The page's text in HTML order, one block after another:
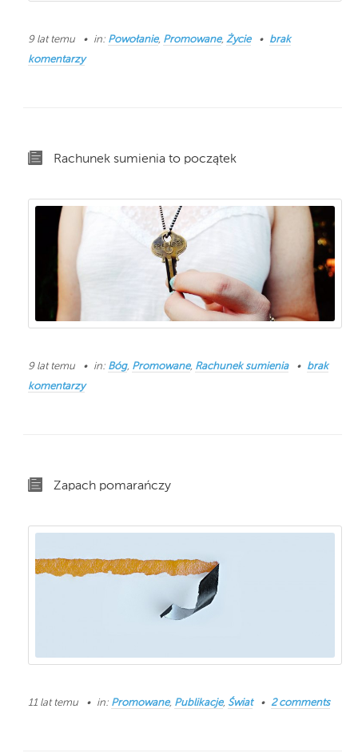
9 lat temu in: Powołanie, Promowane, Życie
brak
komentarzy
Rachunek sumienia to początek
9 lat temu in: Bóg, Promowane, Rachunek sumienia
brak
komentarzy
Zapach pomarańczy
11 lat temu in: Promowane, Publikacje, Świat 2 comments